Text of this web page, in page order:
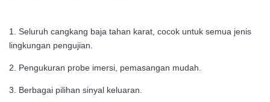
1. Seluruh cangkang baja tahan karat, cocok untuk semua jenis
lingkungan pengujian.
2. Pengukuran probe imersi, pemasangan mudah.
3. Berbagai pilihan sinyal keluaran.